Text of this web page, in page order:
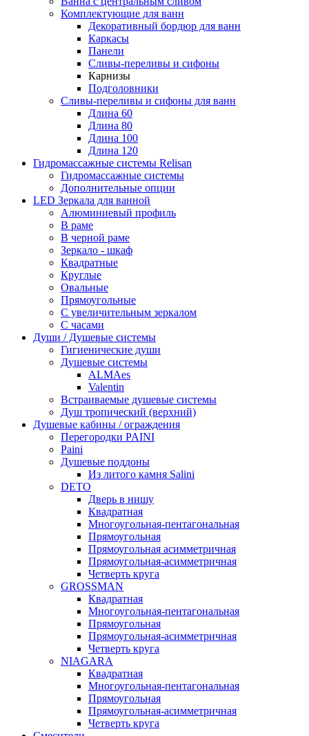
Комплектующие для ванн
Декоративный бордюр для ванн
Каркасы
Панели
Сливы-переливы и сифоны
Карнизы
Подголовники
Сливы-переливы и сифоны для ванн
Длина 60
Длина 80
Длина 100
Длина 120
Гидромассажные системы Relisan
Гидромассажные системы
Дополнительные опции
LED Зеркала для ванной
Алюминиевый профиль
В раме
В черной раме
Зеркало - шкаф
Квадратные
Круглые
Овальные
Прямоугольные
С увеличительным зеркалом
С часами
Души / Душевые системы
Гигиенические души
Душевые системы
ALMAes
Valentin
Встраиваемые душевые системы
Душ тропический (верхний)
Душевые кабины / ограждения
Перегородки PAINI
Paini
Душевые поддоны
Из литого камня Salini
DETO
Дверь в нишу
Квадратная
Многоугольная-пентагональная
Прямоугольная
Прямоугольная асимметричная
Прямоугольная-асимметричная
Четверть круга
GROSSMAN
Квадратная
Многоугольная-пентагональная
Прямоугольная
Прямоугольная-асимметричная
Четверть круга
NIAGARA
Квадратная
Многоугольная-пентагональная
Прямоугольная
Прямоугольная-асимметричная
Четверть круга